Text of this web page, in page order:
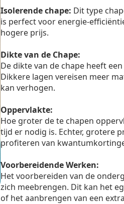
Isolerende chape: Dit type
is perfect voor energie-
hogere prijs.
Dikte van de Chape:
De dikte van de chape heeft
Dikkere lagen vereisen meer
kan verhogen.
Oppervlakte:
Hoe groter de te chapen
tijd er nodig is. Echter, grotere
profiteren van
Voorbereidende Werken:
Het voorbereiden van de
zich meebrengen. Dit kan het
of het aanbrengen van een